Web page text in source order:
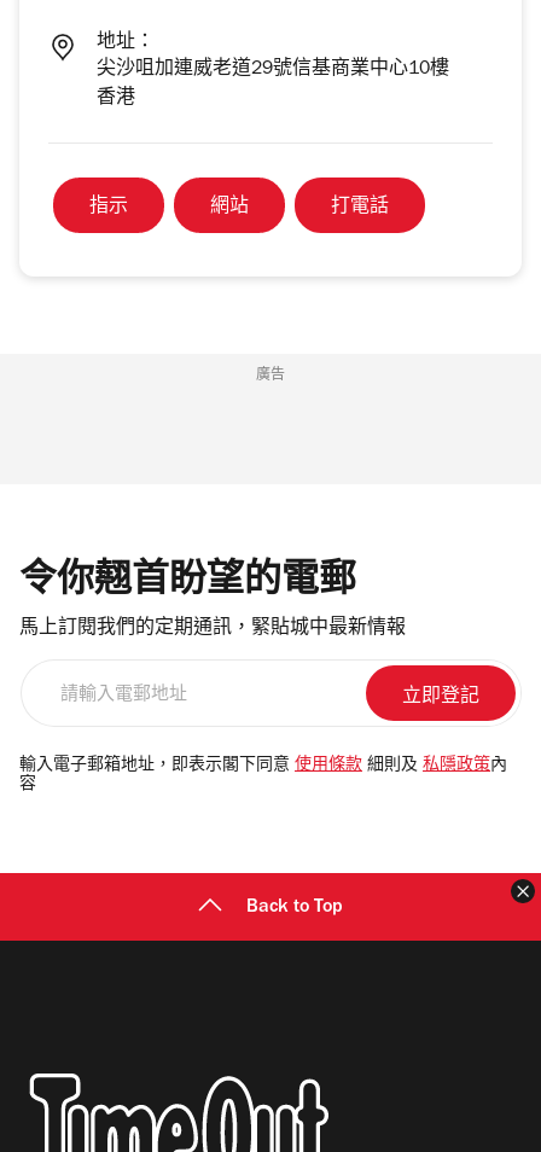
地址：
尖沙咀加連威老道29號信基商業中心10樓
香港
指示 網站 打電話
廣告
令你翹首盼望的電郵
馬上訂閱我們的定期通訊，緊貼城中最新情報
電
郵
輸入電子郵箱地址，即表示閣下同意 使用條款 細則及 私隱政策 內
容
Back to Top